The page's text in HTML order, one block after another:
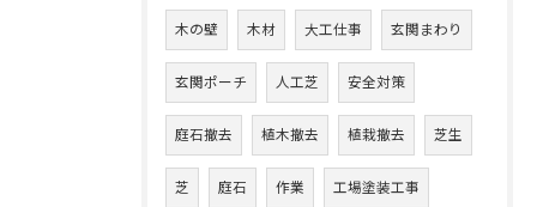
木の壁 木材 大工仕事 玄関まわり
玄関ポーチ 人工芝 安全対策
庭石撤去 植木撤去 植栽撤去 芝生
芝 庭石 作業 工場塗装工事